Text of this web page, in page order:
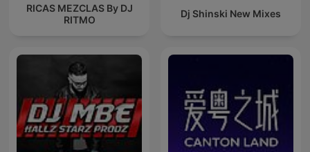
RICAS MEZCLAS By DJ
RITMO
Dj Shinski New Mixes